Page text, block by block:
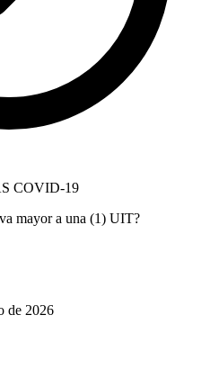
COVID-19
mayor a una (1) UIT?
de 2026